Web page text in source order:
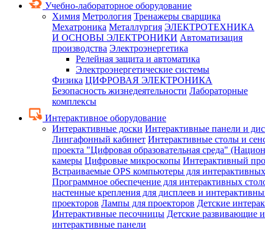
Учебно-лабораторное оборудование
Химия Метрология Тренажеры сварщика
Мехатроника Металлургия ЭЛЕКТРОТЕХНИКА
И ОСНОВЫ ЭЛЕКТРОНИКИ Автоматизация
производства Электроэнергетика
Релейная защита и автоматика
Электроэнергетические системы
Физика ЦИФРОВАЯ ЭЛЕКТРОНИКА
Безопасность жизнедеятельности Лабораторные
комплексы
Интерактивное оборудование
Интерактивные доски Интерактивные панели и
Лингафонный кабинет Интерактивные столы и
проекта "Цифровая образовательная среда"
камеры Цифровые микроскопы Интерактивный
Встраиваемые OPS компьютеры для
Программное обеспечение для интерактивных
настенные крепления для дисплеев и
проекторов Лампы для проекторов Детские
Интерактивные песочницы Детские развивающие
интерактивные панели